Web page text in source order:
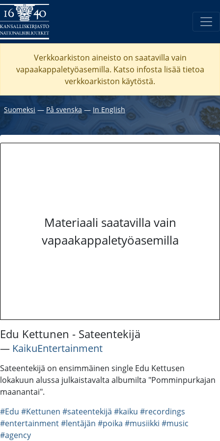
Verkkoarkiston aineisto on saatavilla vain
vapaakappaletyöasemilla. Katso infosta lisää tietoa
verkkoarkiston käytöstä.
Suomeksi ― På svenska ― In English
Materiaali saatavilla vain
vapaakappaletyöasemilla
Edu Kettunen - Sateentekijä
― KaikuEntertainment
Sateentekijä on ensimmäinen single Edu Kettusen
lokakuun alussa julkaistavalta albumilta "Pomminpurkajan
maanantai".
#Edu #Kettunen #sateentekijä #kaiku #recordings
#entertainment#lentäjän #poika #musiikki #music
#agency